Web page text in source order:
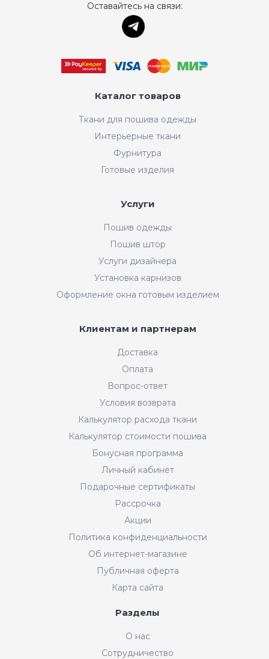
Интернет-магазин "Мир
Оставайтесь на связи:
Каталог товаров
Ткани для пошива одежды
Интерьерные ткани
Фурнитура
Готовые изделия
Услуги
Пошив одежды
Пошив штор
Услуги дизайнера
Установка карнизов
Оформление окна готовым изделием
Клиентам и партнерам
Доставка
Оплата
Вопрос-ответ
Условия возврата
Калькулятор расхода ткани
Калькулятор стоимости пошива
Бонусная программа
Личный кабинет
Подарочные сертификаты
Рассрочка
Акции
Политика конфиденциальности
Об интернет-магазине
Публичная оферта
Карта сайта
Разделы
О нас
Сотрудничество